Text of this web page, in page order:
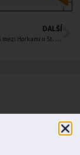
DALŠÍ
Oprava silnice I/16 mezi Horkami u St. Paky a Čistou u Horek